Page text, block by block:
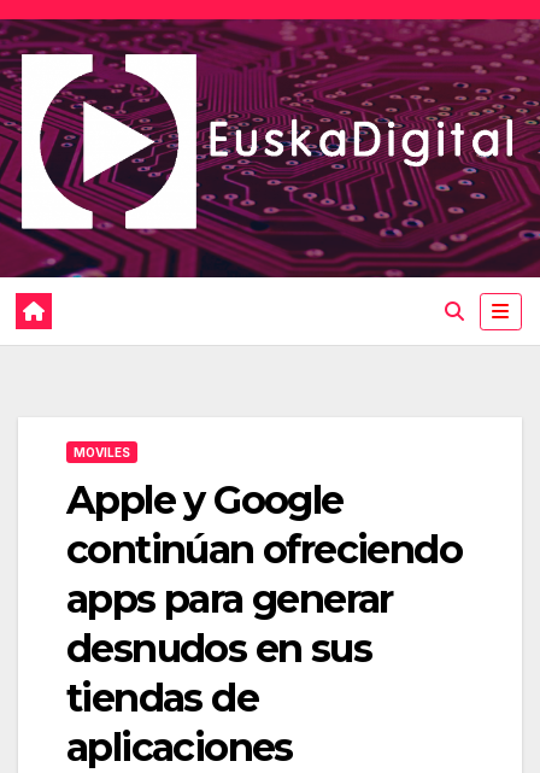
Saltar
al
contenido
MOVILES
Apple y Google
continúan ofreciendo
apps para generar
desnudos en sus
tiendas de
aplicaciones